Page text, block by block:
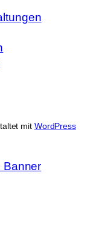
mit WordPress
Banner